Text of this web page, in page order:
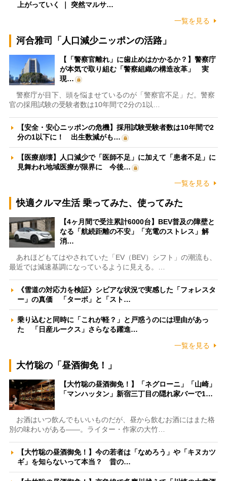
上がっていく ｜ 突然マルサ…
一覧を見る
河合雅司「人口減少ニッポンの活路」
【「警察官離れ」に歯止めはかかるか？】警察庁
が本気で取り組む「警察組織の構造改革」 実
現…
警察庁が目下、頭を悩ませているのが「警察官不足」だ。警察
官の採用試験の受験者数は10年間で2分の1以…
【安全・安心ニッポンの危機】採用試験受験者数は10年間で2
分の1以下に！ 出生数減がも…
【医療崩壊】人口減少で「医師不足」に加えて「患者不足」に
見舞われ地域医療が限界に 今後…
一覧を見る
快適クルマ生活 乗ってみた、使ってみた
【4ヶ月間で受注累計6000台】BEV普及の障壁と
なる「航続距離の不安」「充電のストレス」解
消…
あれほどもてはやされていた「EV（BEV）シフト」の潮流も、
最近では減速基調になっているように見える。…
《雪道の対応力を検証》シビアな状況で実感した「フォレスタ
ー」の真価 「ターボ」と「スト…
乗り込むと同時に「これが軽？」と戸惑うのには理由があっ
た 「日産ルークス」さらなる躍進…
一覧を見る
大竹聡の「昼酒御免！」
【大竹聡の昼酒御免！】「ネグローニ」「山崎」
「マンハッタン」新宿三丁目の隠れ家バーで1…
お酒はいつ飲んでもいいものだが、昼から飲むお酒にはまた格
別の味わいがある――。ライター・作家の大竹…
【大竹聡の昼酒御免！】今の若者は「なめろう」や「キヌカツ
ギ」を知らないって本当？ 昔の…